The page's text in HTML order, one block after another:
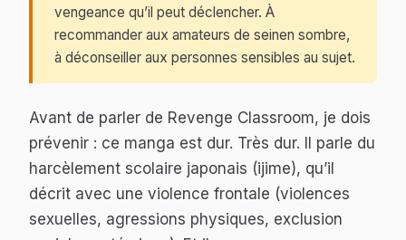
vengeance qu’il peut déclencher. À
recommander aux amateurs de seinen sombre,
à déconseiller aux personnes sensibles au sujet.
Avant de parler de Revenge Classroom, je dois
prévenir : ce manga est dur. Très dur. Il parle du
harcèlement scolaire japonais (ijime), qu’il
décrit avec une violence frontale (violences
sexuelles, agressions physiques, exclusion